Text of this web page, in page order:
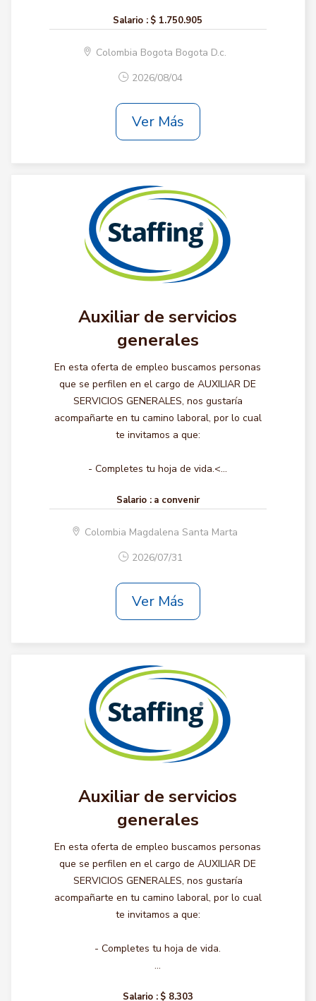
Salario : $ 1.750.905
Colombia Bogota Bogota D.c.
2026/08/04
Ver Más
Auxiliar de servicios
generales
En esta oferta de empleo buscamos personas
que se perfilen en el cargo de AUXILIAR DE
SERVICIOS GENERALES, nos gustaría
acompañarte en tu camino laboral, por lo cual
te invitamos a que:
- Completes tu hoja de vida.<...
Salario : a convenir
Colombia Magdalena Santa Marta
2026/07/31
Ver Más
Auxiliar de servicios
generales
En esta oferta de empleo buscamos personas
que se perfilen en el cargo de AUXILIAR DE
SERVICIOS GENERALES, nos gustaría
acompañarte en tu camino laboral, por lo cual
te invitamos a que:
- Completes tu hoja de vida.
...
Salario : $ 8.303